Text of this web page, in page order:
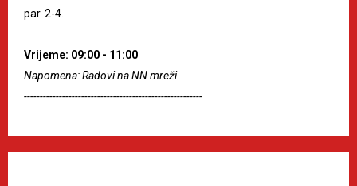
par. 2-4.
Vrijeme: 09:00 - 11:00
Napomena: Radovi na NN mreži
--------------------------------------------------------